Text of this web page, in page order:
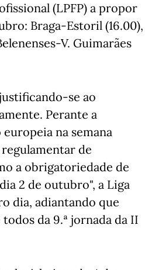
(LPFP) a propor
Braga-Estoril (16.00),
V. Guimarães
se ao
Perante a
na semana
de
a obrigatoriedade de
2 de outubro", a Liga
dia, adiantando que
da 9.ª jornada da II